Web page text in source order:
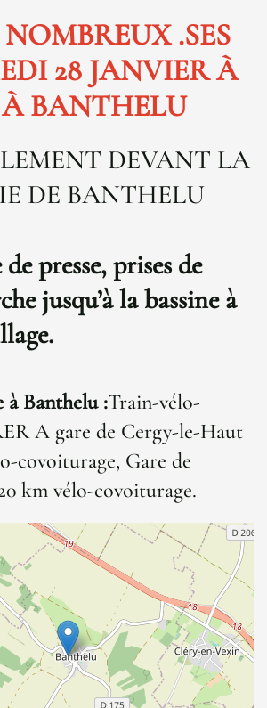
.SES
28 JANVIER À
À BANTHELU
DEVANT LA
DE BANTHELU
presse, prises de
jusqu’à la bassine à
à Banthelu :Train-vélo-
A gare de Cergy-le-Haut
covoiturage, Gare de
km vélo-covoiturage.